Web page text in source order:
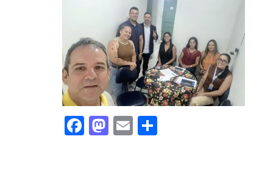
Facebook
Mastodon
Email